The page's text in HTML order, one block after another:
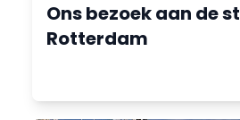
Ons bezoek aan de
Rotterdam